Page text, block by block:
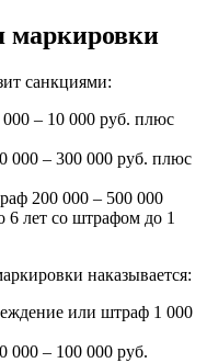
санкциями:
– 10 000 руб. плюс
– 300 000 руб. плюс
200 000 – 500 000
лет со штрафом до 1
наказывается:
или штраф 1 000
– 100 000 руб.